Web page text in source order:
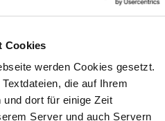
Cookies
werden Cookies gesetzt.
die auf Ihrem
dort für einige Zeit
Server und auch Servern
21 22
23